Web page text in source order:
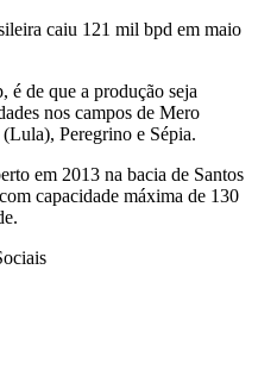
caiu 121 mil bpd em maio
é de que a produção seja
nos campos de Mero
Peregrino e Sépia.
em 2013 na bacia de Santos
capacidade máxima de 130